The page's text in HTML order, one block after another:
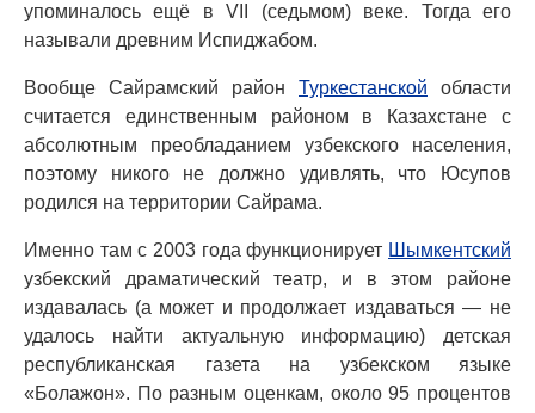
упоминалось ещё в VII (седьмом) веке. Тогда его
называли древним Испиджабом.
Вообще Сайрамский район Туркестанской области
считается единственным районом в Казахстане с
абсолютным преобладанием узбекского населения,
поэтому никого не должно удивлять, что Юсупов
родился на территории Сайрама.
Именно там с 2003 года функционирует Шымкентский
узбекский драматический театр, и в этом районе
издавалась (а может и продолжает издаваться — не
удалось найти актуальную информацию) детская
республиканская газета на узбекском языке
«Болажон». По разным оценкам, около 95 процентов